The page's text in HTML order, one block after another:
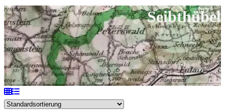
durchsuchen
Seibthübel